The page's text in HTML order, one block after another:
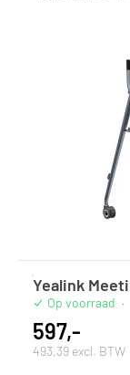
Yealink
Op voorraad ·
597,-
493,39 excl. BTW